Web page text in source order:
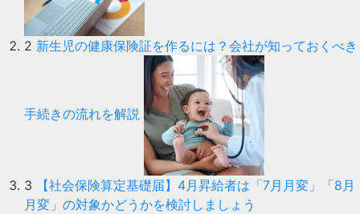
2 新生児の健康保険証を作るには？会社が知っておくべき
手続きの流れを解説
3
【社会保険算定基礎届】4月昇給者は「7月月変」「8月
月変」の対象かどうかを検討しましょう